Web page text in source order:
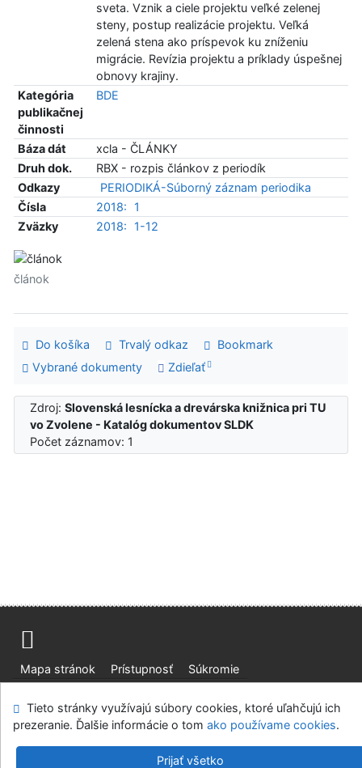
sveta. Vznik a ciele projektu veľké zelenej
steny, postup realizácie projektu. Veľká
zelená stena ako príspevok ku zníženiu
migrácie. Revízia projektu a príklady úspešnej
obnovy krajiny.
Kategória
publikačnej
činnosti
BDE
Báza dát
xcla - ČLÁNKY
Druh dok.
RBX - rozpis článkov z periodík
Odkazy
PERIODIKÁ-Súborný záznam periodika
Čísla
2018:
1
Zväzky
2018: 1-12
článok
Do košíka Trvalý odkaz
Bookmark
Vybrané dokumenty
Zdieľať
Zdroj:Slovenská lesnícka a drevárska knižnica pri TU
vo Zvolene - Katalóg dokumentov SLDK
Počet záznamov: 1
Mapa stránok Prístupnosť
Súkromie
Slovenská lesnícka a drevárska knižnica pri Technickej
univerzite vo Zvolene
Tieto stránky využívajú súbory cookies, ktoré uľahčujú ich
prezeranie. Ďalšie informácie o tom ako používame cookies.
Prijať všetko